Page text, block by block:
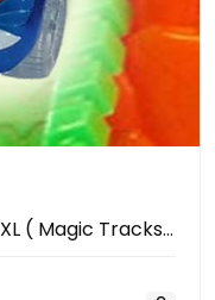
Mágikus autó, 5 LED-es Brutál XL ( Magic Tracks 5 LED-es Brutál XL Size ) POLICE